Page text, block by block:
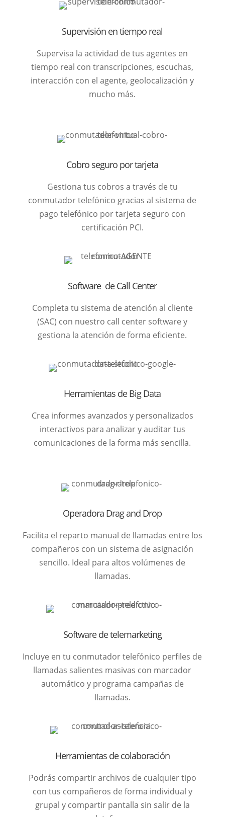
Supervisión en tiempo real
Supervisa la actividad de tus agentes en
tiempo real con transcripciones, escuchas,
interacción con el agente, geolocalización y
mucho más.
Cobro seguro por tarjeta
Gestiona tus cobros a través de tu
conmutador telefónico gracias al sistema de
pago telefónico por tarjeta seguro con
certificación PCI.
Software de Call Center
Completa tu sistema de atención al cliente
(SAC) con nuestro call center software y
gestiona la atención de forma eficiente.
Herramientas de Big Data
Crea informes avanzados y personalizados
interactivos para analizar y auditar tus
comunicaciones de la forma más sencilla.
Operadora Drag and Drop
Facilita el reparto manual de llamadas entre los
compañeros con un sistema de asignación
sencillo. Ideal para altos volúmenes de
llamadas.
Software de telemarketing
Incluye en tu conmutador telefónico perfiles de
llamadas salientes masivas con marcador
automático y programa campañas de
llamadas.
Herramientas de colaboración
Podrás compartir archivos de cualquier tipo
con tus compañeros de forma individual y
grupal y compartir pantalla sin salir de la